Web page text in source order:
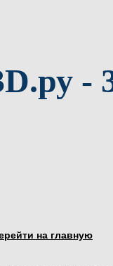
-
на главную